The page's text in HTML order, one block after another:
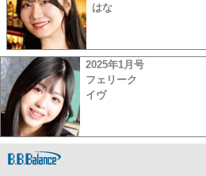
はな
2025年1月号
フェリーク
イヴ